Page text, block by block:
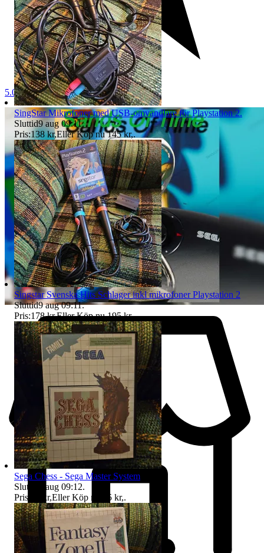
5.0
SingStar Mikrofoner med USB-omvandlare för Playstation 2.
Sluttid9 aug 09:11.
Pris:138 kr,Eller Köp nu 145 kr,.
Singstar Svenska Hits Schlager inkl mikrofoner Playstation 2
Sluttid9 aug 09:11.
Pris:178 kr,Eller Köp nu 195 kr,.
Sega Chess - Sega Master System
Sluttid
9 aug 09:12.
Pris:
69 kr,Eller Köp nu 75 kr,.